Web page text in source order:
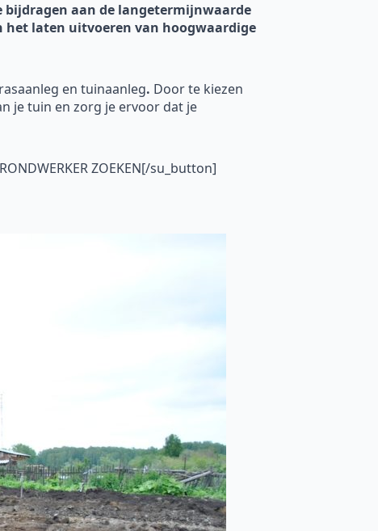
bijdragen aan de langetermijnwaarde
het laten uitvoeren van hoogwaardige
en tuinaanleg. Door te kiezen
je tuin en zorg je ervoor dat je
ZOEKEN[/su_button]